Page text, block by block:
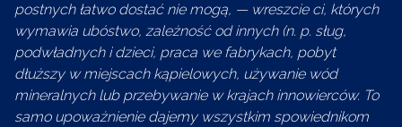
postnych łatwo dostać nie mogą, — wreszcie ci, których
wymawia ubóstwo, zależność od innych (n. p. sług,
podwładnych i dzieci, praca we fabrykach, pobyt
dłuższy w miejscach kąpielowych, używanie wód
mineralnych lub przebywanie w krajach innowierców. To
samo upoważnienie dajemy wszystkim spowiednikom